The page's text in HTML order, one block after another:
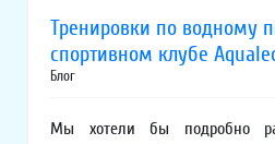
Тренировки по водному
спортивном клубе
Блог
Мы хотели бы подробно